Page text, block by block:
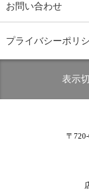
お問い合わせ
プライバシーポリ
表示
〒